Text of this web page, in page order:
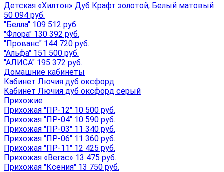
Детская «Хилтон» Дуб Крафт золотой, Белый матовый
50 094 руб.
"Белла" 109 512 руб.
"Флора" 130 392 руб.
"Прованс" 144 720 руб.
"Альфа" 151 500 руб.
"АЛИСА" 195 372 руб.
Домашние кабинеты
Кабинет Лючия дуб оксфорд
Кабинет Лючия дуб оксфорд серый
Прихожие
Прихожая "ПР-12" 10 500 руб.
Прихожая "ПР-04" 10 590 руб.
Прихожая "ПР-03" 11 340 руб.
Прихожая "ПР-06" 11 360 руб.
Прихожая "ПР-11" 12 425 руб.
Прихожая «Вегас» 13 475 руб.
Прихожая "Ксения" 13 750 руб.